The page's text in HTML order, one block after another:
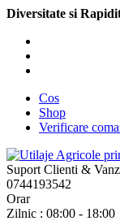
Diversitate si
Cos
Shop
Verificare
Suport Clienti &
0744193542
Orar
Zilnic : 08:00 - 18:00